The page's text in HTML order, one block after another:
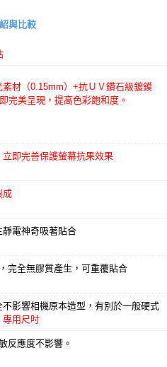
與比較
素材（0.15mm）+抗ＵＶ鑽石級鍍鏌
完美呈現，提高色彩飽和度。
即完善保護螢幕抗果效果
成
電神奇吸著貼合
完全無膠質產生，可重覆貼合
影響相機原本造型，有別於一般硬式
專用尺吋
反應度不影響。